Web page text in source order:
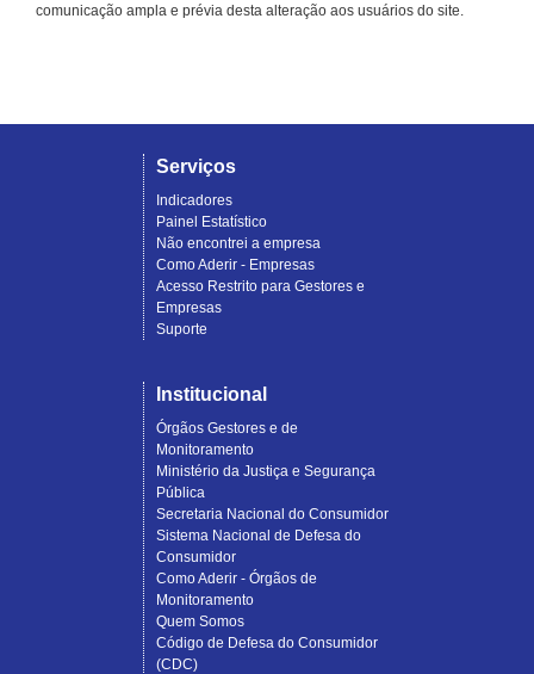
comunicação ampla e prévia desta alteração aos usuários do site.
Serviços
Indicadores
Painel Estatístico
Não encontrei a empresa
Como Aderir - Empresas
Acesso Restrito para Gestores e
Empresas
Suporte
Institucional
Órgãos Gestores e de
Monitoramento
Ministério da Justiça e Segurança
Pública
Secretaria Nacional do Consumidor
Sistema Nacional de Defesa do
Consumidor
Como Aderir - Órgãos de
Monitoramento
Quem Somos
Código de Defesa do Consumidor
(CDC)